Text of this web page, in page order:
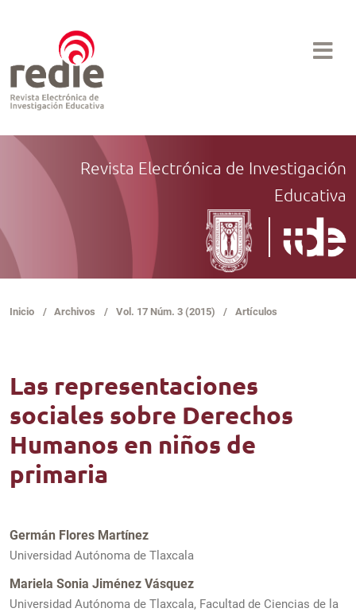
Revista Electrónica de Investigación
Educativa
Inicio / Archivos / Vol. 17 Núm. 3 (2015) / Artículos
Las representaciones
sociales sobre Derechos
Humanos en niños de
primaria
Germán Flores Martínez
Universidad Autónoma de Tlaxcala
Mariela Sonia Jiménez Vásquez
Universidad Autónoma de Tlaxcala, Facultad de Ciencias de la